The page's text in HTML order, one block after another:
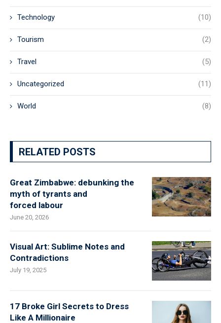
Technology (10)
Tourism (2)
Travel (5)
Uncategorized (11)
World (8)
RELATED POSTS
Great Zimbabwe: debunking the
myth of tyrants and
forced labour
June 20, 2026
Visual Art: Sublime Notes and
Contradictions
July 19, 2025
17 Broke Girl Secrets to Dress
Like A Millionaire